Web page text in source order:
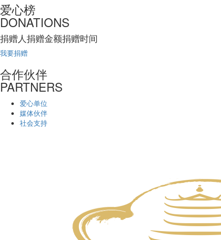
爱心榜
DONATIONS
捐赠人捐赠金额捐赠时间
我要捐赠
合作伙伴
PARTNERS
爱心单位
媒体伙伴
社会支持